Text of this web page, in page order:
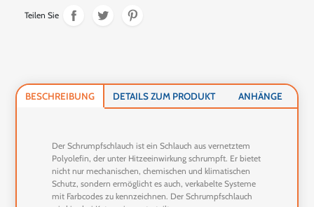
Teilen Sie
BESCHREIBUNG DETAILS ZUM PRODUKT ANHÄNGE
Der Schrumpfschlauch ist ein Schlauch aus vernetztem
Polyolefin, der unter Hitzeeinwirkung schrumpft. Er bietet
nicht nur mechanischen, chemischen und klimatischen
Schutz, sondern ermöglicht es auch, verkabelte Systeme
mit Farbcodes zu kennzeichnen. Der Schrumpfschlauch